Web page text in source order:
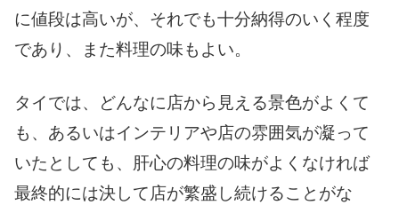
に値段は高いが、それでも十分納得のいく程度
であり、また料理の味もよい。
タイでは、どんなに店から見える景色がよくて
も、あるいはインテリアや店の雰囲気が凝って
いたとしても、肝心の料理の味がよくなければ
最終的には決して店が繁盛し続けることがな